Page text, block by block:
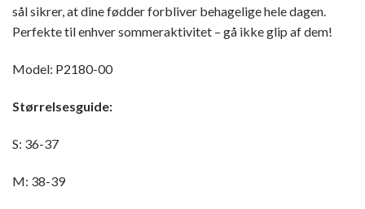
sål sikrer, at dine fødder forbliver behagelige hele dagen.
Perfekte til enhver sommeraktivitet – gå ikke glip af dem!
Model: P2180-00
Størrelsesguide:
S: 36-37
M: 38-39